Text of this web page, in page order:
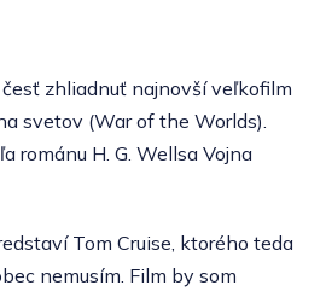
zhliadnuť najnovší veľkofilm
svetov (War of the Worlds).
románu H. G. Wellsa Vojna
Tom Cruise, ktorého teda
nemusím. Film by som